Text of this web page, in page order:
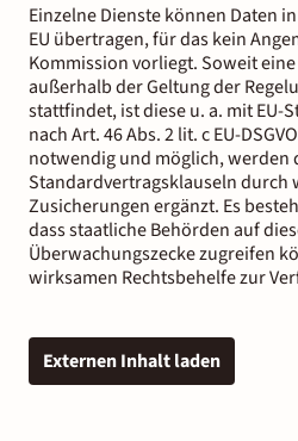
Einzelne Dienste können Daten
EU übertragen, für das kein
Kommission vorliegt. Soweit
außerhalb der Geltung der
stattfindet, ist diese u. a. mit EU-
nach Art. 46 Abs. 2 lit. c EU-
notwendig und möglich, werden
Standardvertragsklauseln durch
Zusicherungen ergänzt. Es
dass staatliche Behörden auf
Überwachungszecke zugreifen
wirksamen Rechtsbehelfe zur
Externen Inhalt laden